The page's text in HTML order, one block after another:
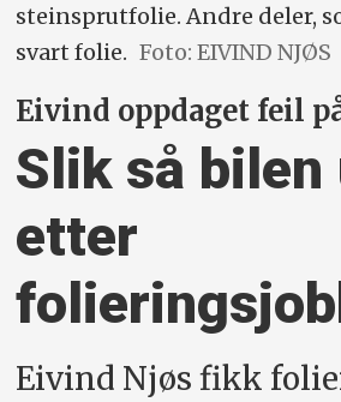
steinsprutfolie. Andre deler,
svart folie. Foto: EIVIND NJØS
Eivind oppdaget feil
Slik så bilen
etter
Eivind Njøs fikk